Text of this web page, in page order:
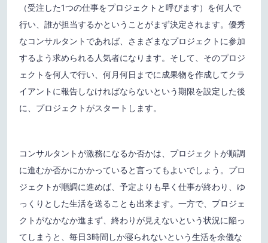
（受注した1つの仕事をプロジェクトと呼びます）を何人で
行い、誰が担当するかということがまず決定されます。優秀
なコンサルタントであれば、さまざまなプロジェクトに参加
するよう求められる人気者になります。そして、そのプロジ
ェクトを何人で行い、何月何日までに成果物を作成してクラ
イアントに報告しなければならないという期限を設定した後
に、プロジェクトがスタートします。
コンサルタントが激務になるか否かは、プロジェクトが順調
に進むか否かにかかっていると言ってもよいでしょう。プロ
ジェクトが順調に進めば、予定よりも早く仕事が終わり、ゆ
っくりとした生活を送ることも出来ます。一方で、プロジェ
クトがなかなか進まず、終わりが見えないという状況に陥っ
てしまうと、毎日3時間しか寝られないという生活を余儀な